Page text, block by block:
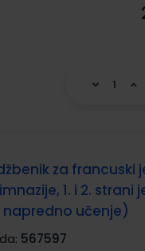
za francuski
1. i 2. strani
učenje)
567597